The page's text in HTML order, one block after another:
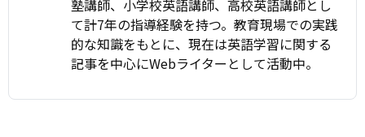
塾講師、小学校英語講師、高校英語講師とし
て計7年の指導経験を持つ。教育現場での実践
的な知識をもとに、現在は英語学習に関する
記事を中心にWebライターとして活動中。